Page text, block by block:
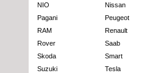
NIO
Nissan
Pagani
Peugeot
RAM
Renault
Rover
Saab
Skoda
Smart
Suzuki
Tesla